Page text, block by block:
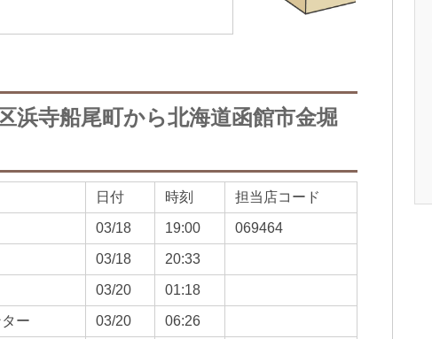
浜寺船尾町から北海道函館市金堀
日付 時刻 担当店コード
03/18 19:00 069464
03/18 20:33
03/20 01:18
ー 03/20 06:26